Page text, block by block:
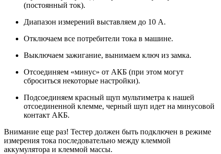
(постоянный ток).
Диапазон измерений выставляем до 10 А.
Отключаем все потребители тока в машине.
Выключаем зажигание, вынимаем ключ из замка.
Отсоединяем «минус» от АКБ (при этом могут
сброситься некоторые настройки).
Подсоединяем красный щуп мультиметра к нашей
отсоединенной клемме, черный шуп идет на минусовой
контакт АКБ.
Внимание еще раз! Тестер должен быть подключен в режиме
измерения тока последовательно между клеммой
аккумулятора и клеммой массы.